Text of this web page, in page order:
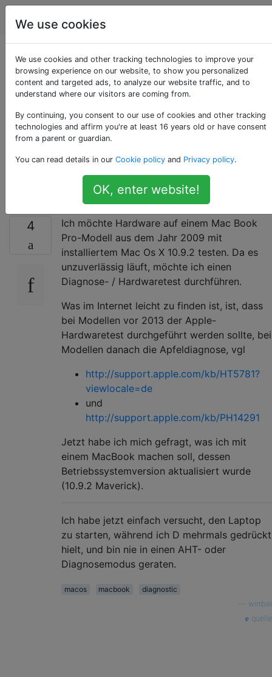
Apple
Diagnose oder
Hardwaretest auf
einem Macbook Pro
Mitte 2009 mit
MacOS 10.9.2
4
Ich möchte Hardware auf einem Mac Book
Pro-Modell aus dem Jahr 2009 mit
installiertem Mac Os X 10.9.2 testen. Da es
unzuverlässig läuft, möchte ich einen
Diagnose- / Hardwaretest durchführen.
Was im Internet leicht zu finden ist, ist, dass
bei Modellen vor 2013 der Apple-
Hardwaretest durchgeführt werden sollte, bei
Modellen danach die Apfeldiagnose, vgl
http://support.apple.com/kb/HT5781?
viewlocale=de
und
http://support.apple.com/kb/PH14291
Jetzt habe ich mich gefragt, was ich mit
einem MacBook machen soll, dessen
Betriebssystemversion aktualisiert wurde
(10.9.2 Maverick).
Ich habe jetzt einfach versucht, den Laptop
zu starten, während ich D mehrmals gedrückt
hielt, und bin nie in einen AHT- oder
Diagnosemodus geraten.
macos macbook
diagnostic
wirrbel
quelle
We use cookies
We use cookies and other tracking technologies to improve your
browsing experience on our website, to show you personalized
content and targeted ads, to analyze our website traffic, and to
understand where our visitors are coming from.
By continuing, you consent to our use of cookies and other tracking
technologies and affirm you're at least 16 years old or have consent
from a parent or guardian.
You can read details in our Cookie policy and Privacy policy.
OK, enter website!